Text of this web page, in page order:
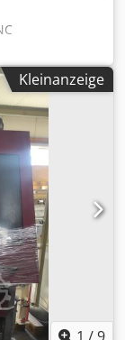
RIII Bj.2000
mm
:30-
.
Datenblätter
Vorführbar .
Kleinanzeige